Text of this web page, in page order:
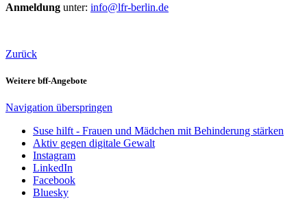
Anmeldung unter: info@lfr-berlin.de
Zurück
Weitere bff-Angebote
Navigation überspringen
Suse hilft - Frauen und Mädchen mit Behinderung stärken
Aktiv gegen digitale Gewalt
Instagram
LinkedIn
Facebook
Bluesky